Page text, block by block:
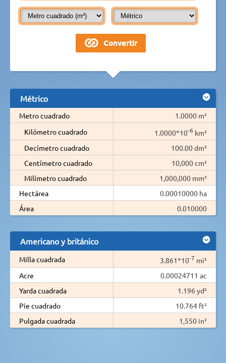
Métrico
Metro cuadrado
1.0000 m²
Kilómetro cuadrado
1.0000*10-6 km²
Decímetro cuadrado
100.00 dm²
Centímetro cuadrado
10,000 cm²
Milímetro cuadrado
1,000,000 mm²
Hectárea
0.00010000 ha
Área
0.010000
Americano y británico
Milla cuadrada 3.861*10-7 mi²
Acre
0.00024711 ac
Yarda cuadrada
1.196 yd²
Pie cuadrado
10.764 ft²
Pulgada cuadrada
1,550 in²